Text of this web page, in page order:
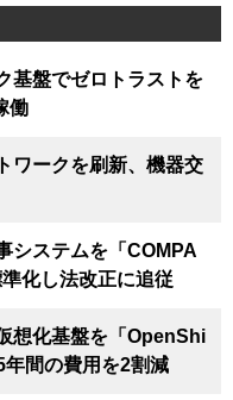
基盤でゼロトラストを
働
ワークを刷新、機器交
システムを「COMPA
化し法改正に追従
想化基盤を「OpenShi
間の費用を2割減